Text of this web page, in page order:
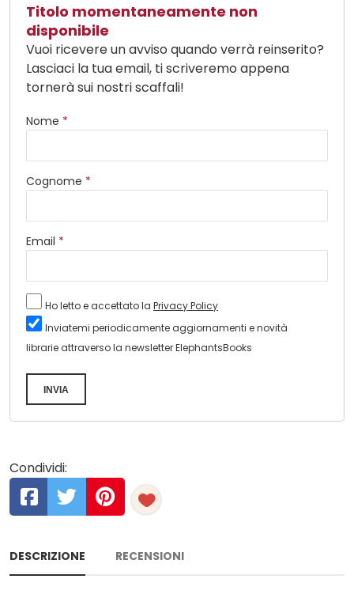
Titolo momentaneamente non
disponibile
Vuoi ricevere un avviso quando verrà reinserito?
Lasciaci la tua email, ti scriveremo appena
tornerà sui nostri scaffali!
Nome *
Cognome *
Email *
Ho letto e accettato la Privacy Policy
Inviatemi periodicamente aggiornamenti e novità
librarie attraverso la newsletter ElephantsBooks
INVIA
Condividi:
DESCRIZIONE RECENSIONI